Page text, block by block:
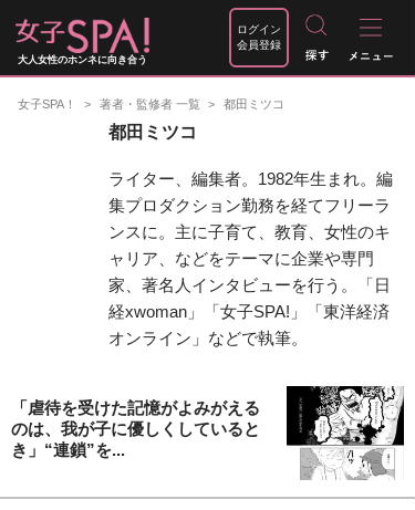
大人女性のホンネに向き合う
ログイン
会員登録
女子SPA！ 著者・監修者 一覧 都田ミツコ
都田ミツコ
ライター、編集者。1982年生まれ。編
集プロダクション勤務を経てフリーラ
ンスに。主に子育て、教育、女性のキ
ャリア、などをテーマに企業や専門
家、著名人インタビューを行う。「日
経xwoman」「女子SPA!」「東洋経済
オンライン」などで執筆。
「虐待を受けた記憶がよみがえる
のは、我が子に優しくしていると
き」“連鎖”を...